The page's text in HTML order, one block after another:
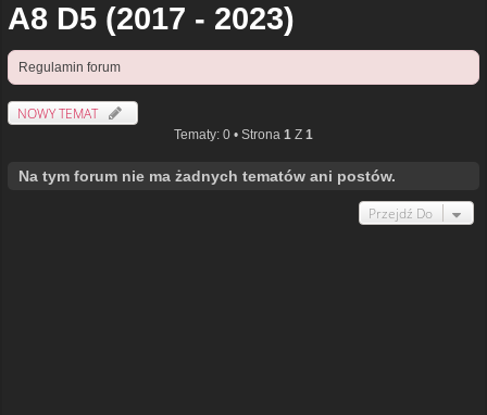
A8 D5 (2017 - 2023)
Regulamin forum
NOWY TEMAT
Tematy: 0 • Strona 1 Z 1
Na tym forum nie ma żadnych tematów ani postów.
Przejdź Do